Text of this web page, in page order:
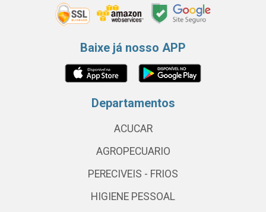
Baixe já nosso APP
Departamentos
ACUCAR
AGROPECUARIO
PERECIVEIS - FRIOS
HIGIENE PESSOAL